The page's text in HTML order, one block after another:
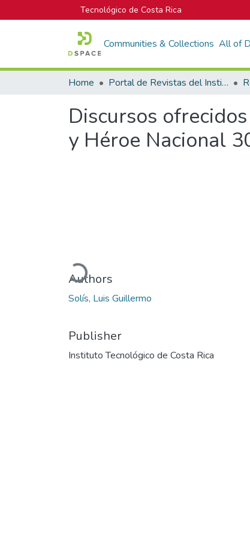
Tecnológico de Costa Rica
Communities & Collections All of
Home Portal de Revistas del Instituto Tecnológico de Costa Rica
Discursos
y Héroe Nacional
Loading...
Authors
Solís, Luis Guillermo
Publisher
Instituto Tecnológico de Costa Rica